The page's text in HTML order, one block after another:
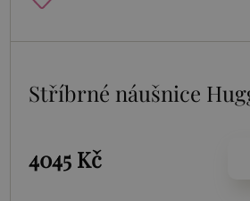
Stříbrné náušnice
4045 Kč